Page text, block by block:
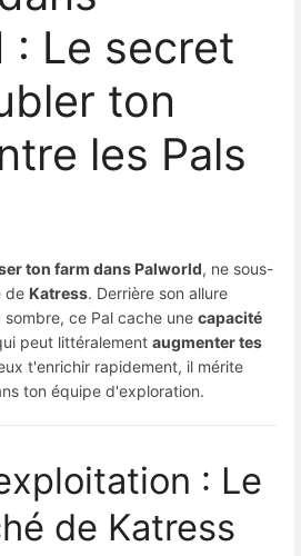
: Le secret
ton
les Pals
ton farm dans Palworld, ne sous-
de Katress. Derrière son allure
ce Pal cache une capacité
peut littéralement augmenter tes
t'enrichir rapidement, il mérite
ton équipe d'exploration.
: Le
de Katress